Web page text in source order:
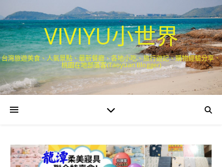
VIVIYU小世界
台灣旅遊美食、人氣景點、最新餐廳、各地小吃、旅行遊記、購物經驗分享．
桃園在地部落客(Taoyuan Blogger)